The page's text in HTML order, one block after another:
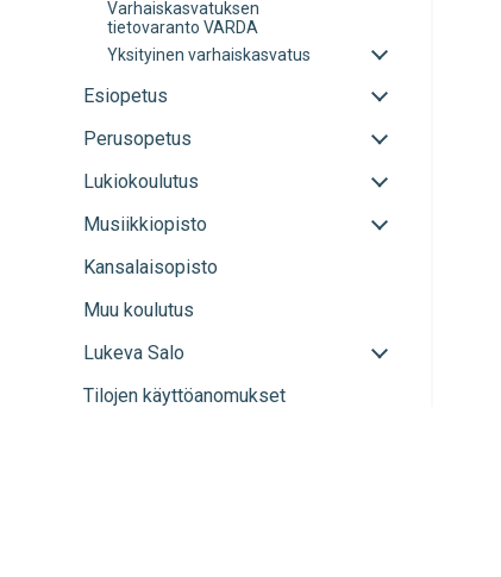
Varhaiskasvatuksen
tietovaranto VARDA
Yksityinen varhaiskasvatus
Avaa
sulje
Esiopetus
Avaa
sulje
Perusopetus
Avaa
sulje
Lukiokoulutus
Avaa
sulje
Musiikkiopisto
Avaa
Kansalaisopisto
Muu koulutus
Lukeva Salo
Avaa
Tilojen käyttöanomukset